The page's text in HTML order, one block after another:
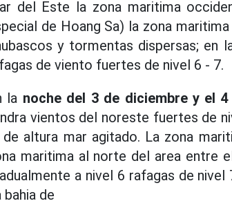
del Este la zona maritima
de Hoang Sa) la zona
y tormentas dispersas; en
de viento fuertes de nivel 6 - 7.
la noche del 3 de diciembre y el 4
vientos del noreste fuertes de
de altura mar agitado. La zona
maritima al norte del area entre
a nivel 6 rafagas de
bahia de